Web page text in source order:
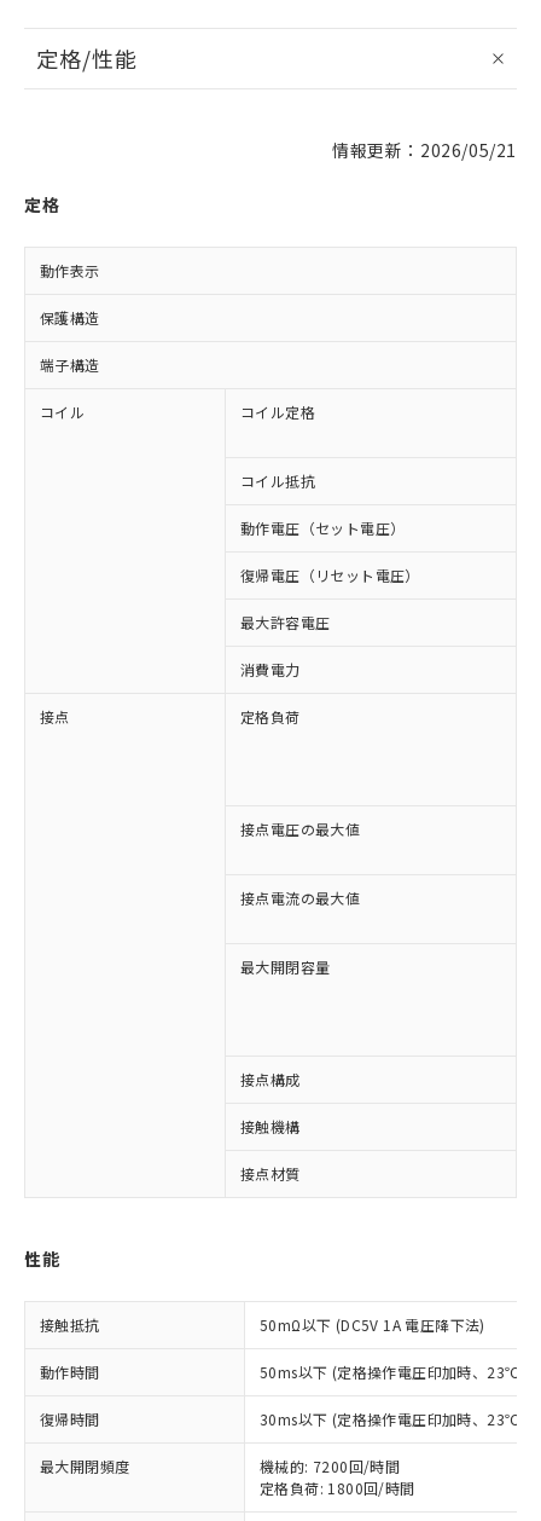
定格/性能
情報更新：2026/05/21
定格
動作表示
保護構造
端子構造
コイル コイル定格
コイル抵抗
動作電圧（セット電圧）
復帰電圧（リセット電圧）
最大許容電圧
消費電力
接点 定格負荷
接点電圧の最大値
接点電流の最大値
最大開閉容量
接点構成
接触機構
接点材質
性能
接触抵抗 50mΩ以下 (DC5V 1A 電圧降下法)
動作時間 50ms以下 (定格操作電圧印加時、23℃、
復帰時間 30ms以下 (定格操作電圧印加時、23℃、
最大開閉頻度
機械的: 7200回/時間
定格負荷: 1800回/時間
以下の条件をお読みいただき、同意のうえ
ご利用ください。
本サービスは、当社制御機器事業取扱
商品の当社在庫状況および標準価格
(税抜)を提供させていただくもので
当社制御機器事業取扱商品の中には、
本サービスの対象外となる商品もある
非含有に対応した製品が提供可能な商品で
す。
対応予定なし：EU RoHS指令（10物質）の
非含有に非対応の商品で、対応品を出す予
調査・確認中：EU RoHS指令（10物質）の
非含有の対応状況を調査中または確認中の
商品です。
非該当品：ライセンス料など無形物で、有
害物質有無と関係のない商品です。
仕入先様の事情により、非含有部品として
※1 中国RoHS○×表
「○」：最大均質材料含有率が中国RoHSの
基準値以下であることを示します。
「×」：最大均質材料含有率が中国RoHSの